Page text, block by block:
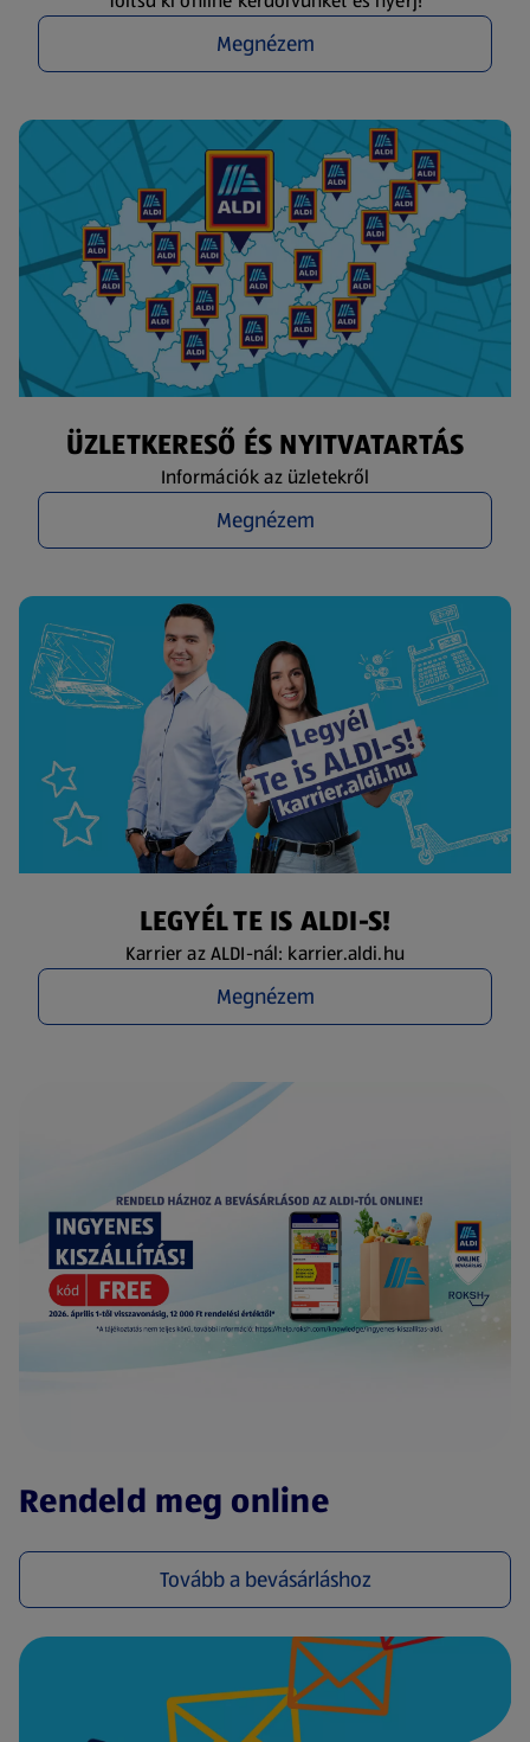
Megnézem
ÜZLETKERESŐ ÉS NYITVATARTÁS
Információk az üzletekről
Megnézem
LEGYÉL TE IS ALDI-S!
Karrier az ALDI-nál: karrier.aldi.hu
Megnézem
Rendeld meg online
Tovább a bevásárláshoz
(új oldalon nyílik meg)